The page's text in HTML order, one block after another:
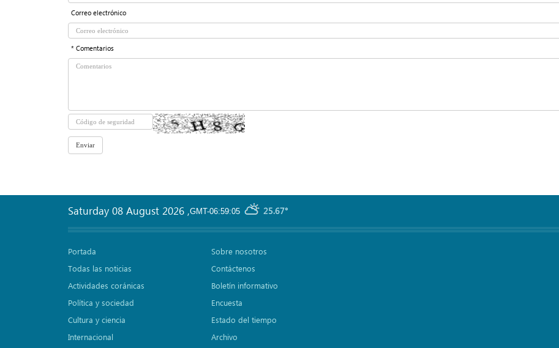
Correo electrónico
* Comentarios
GMT-06:59:05 25.67°
Saturday 08 August 2026 ,
Portada
Todas las noticias
Actividades coránicas
Política y sociedad
Cultura y ciencia
Internacional
Sobre nosotros
Contáctenos
Boletín informativo
Encuesta
Estado del tiempo
Archivo